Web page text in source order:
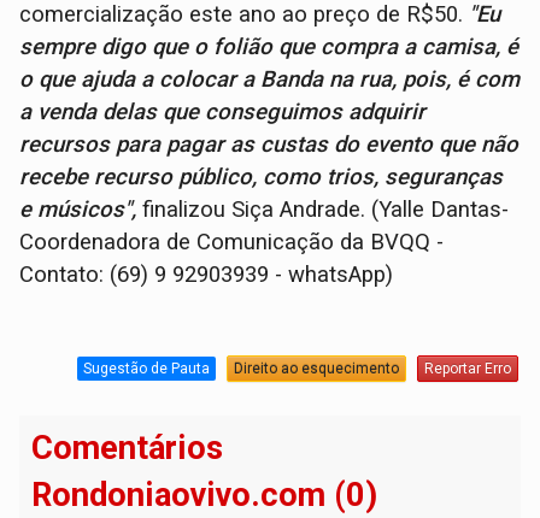
comercialização este ano ao preço de R$50. "Eu
sempre digo que o folião que compra a camisa, é
o que ajuda a colocar a Banda na rua, pois, é com
a venda delas que conseguimos adquirir
recursospara pagar as custas do evento que não
recebe recurso público, como trios, seguranças
e músicos", finalizou Siça Andrade. (Yalle Dantas-
Coordenadora de Comunicação da BVQQ -
Contato: (69) 9 92903939 - whatsApp)
Sugestão de Pauta Direito ao esquecimento Reportar Erro
Comentários
Rondoniaovivo.com (0)